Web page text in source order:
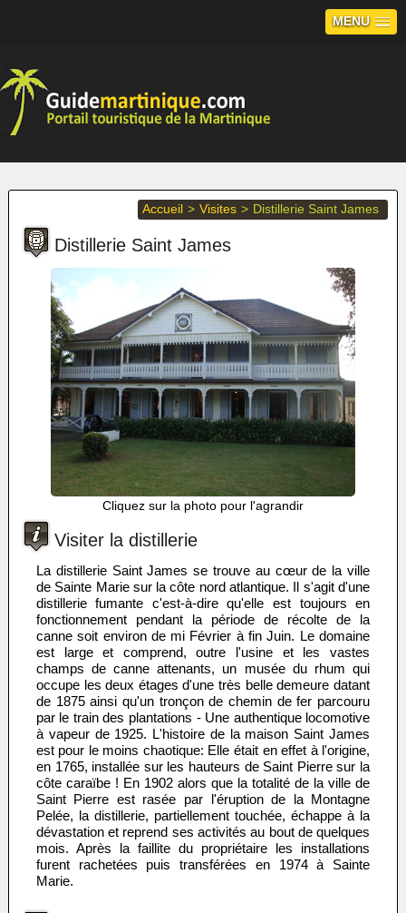
MENU
Distillerie Saint James
Accueil > Visites > Distillerie Saint James
Cliquez sur la photo pour l'agrandir
Visiter la distillerie
La distillerie Saint James se trouve au cœur de la ville
de Sainte Marie sur la côte nord atlantique. Il s'agit d'une
distillerie fumante c'est-à-dire qu'elle est toujours en
fonctionnement pendant la période de récolte de la
canne soit environ de mi Février à fin Juin. Le domaine
est large et comprend, outre l'usine et les vastes
champs de canne attenants, un musée du rhum qui
occupe les deux étages d'une très belle demeure datant
de 1875 ainsi qu'un tronçon de chemin de fer parcouru
par le train des plantations - Une authentique locomotive
à vapeur de 1925. L'histoire de la maison Saint James
est pour le moins chaotique: Elle était en effet à l'origine,
en 1765, installée sur les hauteurs de Saint Pierre sur la
côte caraïbe ! En 1902 alors que la totalité de la ville de
Saint Pierre est rasée par l'éruption de la Montagne
Pelée, la distillerie, partiellement touchée, échappe à la
dévastation et reprend ses activités au bout de quelques
mois. Après la faillite du propriétaire les installations
furent rachetées puis transférées en 1974 à Sainte
Marie.